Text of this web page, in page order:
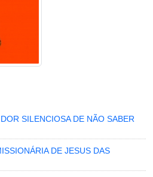
SILENCIOSA DE NÃO SABER
DE JESUS DAS